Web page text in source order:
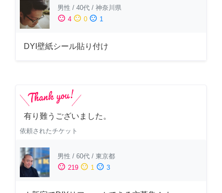
男性 / 40代 / 神奈川県
sentiment_satisfied 4 sentiment_neutral 0 sentiment_dissatisfied 1
DYI壁紙シール貼り付け
有り難うございました。
依頼されたチケット
男性 / 60代 / 東京都
sentiment_satisfied 219 sentiment_neutral 1 sentiment_dissatisfied 3